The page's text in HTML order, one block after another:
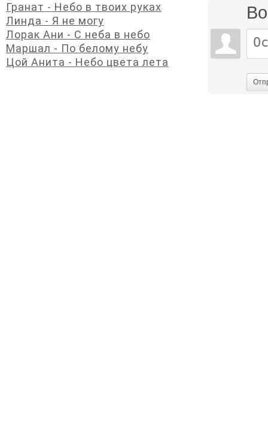
Гранат - Небо в твоих руках
Линда - Я не могу
Лорак Ани - С неба в небо
Маршал - По белому небу
Цой Анита - Небо цвета лета